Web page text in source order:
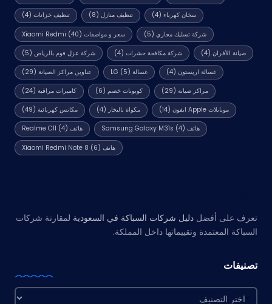
تنظيف خزانات(4) تنظيف منازل (8) سخان كهرباء (4)
سعر و مواصفات Xiaomi Redmi (40) شركة تسليك مجاري (5)
شركة عزل فوم بالرياض(5) شركة مكافحة حشرات (4) صيانة الأفران (4)
عناوين مراكز الصيانة(29) غسالة LG (5) غسالة اريستون (4)
كاميرات مراقبة(24) كوبونات خصم (6) مراكز صيانة (29)
مكانس كهربائية(49) مكواة بالبخار (4) موبايلات Apple ايفون (14)
هاتف Realme C11 (4) هاتف Samsung Galaxy M31s (4)
هاتف Xiaomi Redmi Note 8 (6)
تعرف على أفضل دليل شركات السباكة في السعودية لمقارنة شركات
السباكة المعتمدة وتقييماتها داخل المملكة.
تصنيفات
تصنيفات